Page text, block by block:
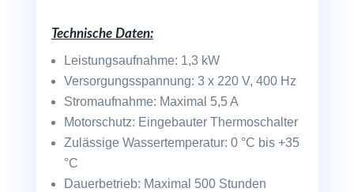
Technische Daten:
Leistungsaufnahme: 1,3 kW
Versorgungsspannung: 3 x 220 V, 400 Hz
Stromaufnahme: Maximal 5,5 A
Motorschutz: Eingebauter Thermoschalter
Zulässige Wassertemperatur: 0 °C bis +35
°C
Dauerbetrieb: Maximal 500 Stunden